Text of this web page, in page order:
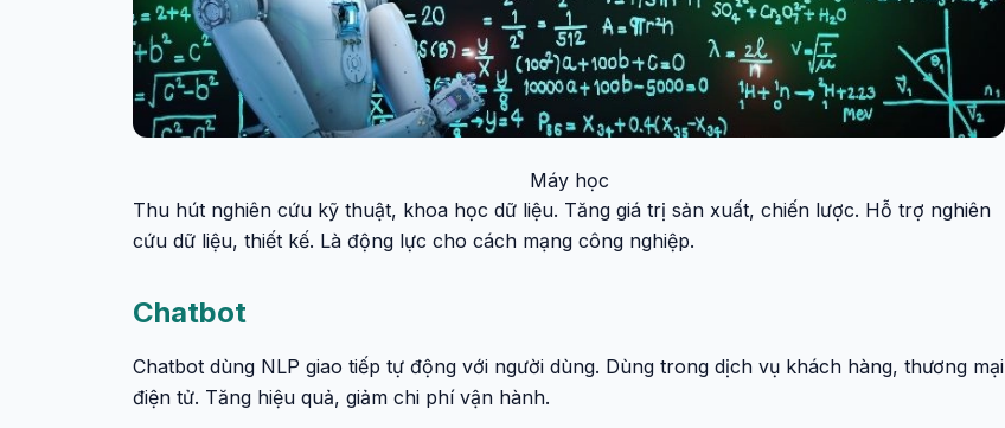
Máy học
Thu hút nghiên cứu kỹ thuật, khoa học dữ liệu. Tăng giá trị sản xuất, chiến lược. Hỗ trợ nghiên
cứu dữ liệu, thiết kế. Là động lực cho cách mạng công nghiệp.
Chatbot
Chatbot dùng NLP giao tiếp tự động với người dùng. Dùng trong dịch vụ khách hàng, thương mại
điện tử. Tăng hiệu quả, giảm chi phí vận hành.